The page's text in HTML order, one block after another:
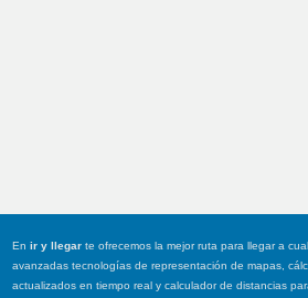
Enir y llegar te ofrecemos la mejor ruta para llegar a
avanzadas tecnologías de representación de mapas,
actualizados en tiempo real y calculador de distancias